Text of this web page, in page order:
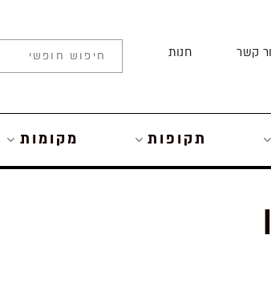
קשר חנות
תקופות מקומות